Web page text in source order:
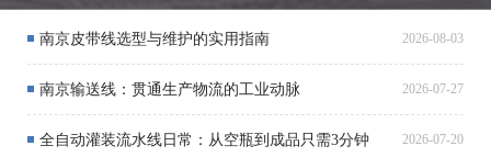
南京皮带线选型与维护的实用指南 2026-08-03
南京输送线：贯通生产物流的工业动脉 2026-07-27
全自动灌装流水线日常：从空瓶到成品只需3分钟 2026-07-20